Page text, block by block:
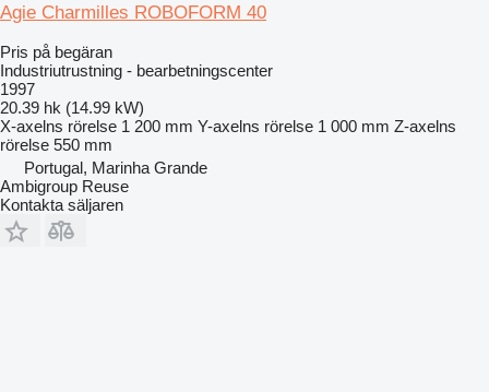
Agie Charmilles ROBOFORM 40
Pris på begäran
Industriutrustning - bearbetningscenter
1997
20.39 hk (14.99 kW)
X-axelns rörelse 1 200 mm Y-axelns rörelse 1 000 mm Z-axelns
rörelse 550 mm
Portugal, Marinha Grande
Ambigroup Reuse
Kontakta säljaren